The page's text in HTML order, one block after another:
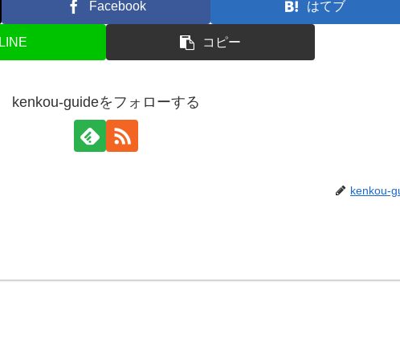
Facebook はてブ
LINE コピー
kenkou-guideをフォローする
kenkou-